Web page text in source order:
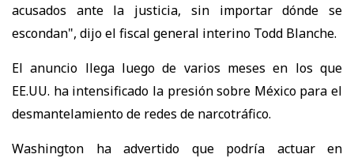
acusados ante la justicia, sin importar dónde se
escondan", dijo el fiscal general interino Todd Blanche.
El anuncio llega luego de varios meses en los que
EE.UU. ha intensificado la presión sobre México para el
desmantelamiento de redes de narcotráfico.
Washington ha advertido que podría actuar en